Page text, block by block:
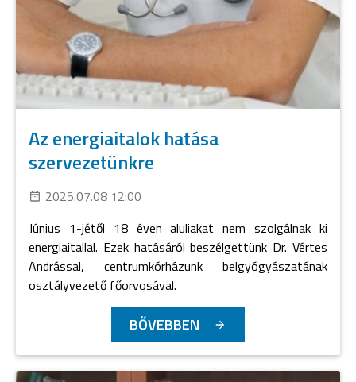
Az energiaitalok hatása
szervezetünkre
2025.07.08 12:00
Június 1-jétől 18 éven aluliakat nem szolgálnak ki
energiaitallal. Ezek hatásáról beszélgettünk Dr. Vértes
Andrással, centrumkórházunk belgyógyászatának
osztályvezető főorvosával.
BŐVEBBEN